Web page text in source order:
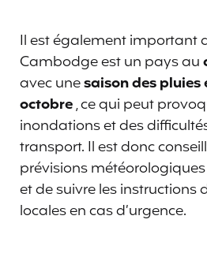
Il est également important
Cambodge est un pays au
avec unesaison des
octobre, ce qui peut
inondations et des
transport. Il est donc
prévisions
et de suivre les instructions
locales en cas d’urgence.